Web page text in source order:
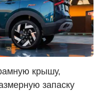
крышу,
запаску